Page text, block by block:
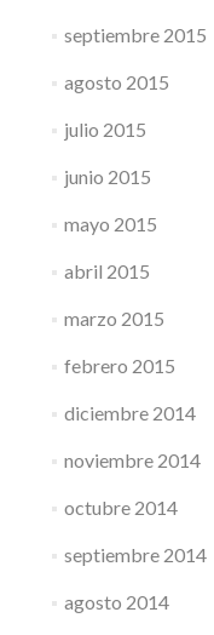
septiembre 2015
agosto 2015
julio 2015
junio 2015
mayo 2015
abril 2015
marzo 2015
febrero 2015
diciembre 2014
noviembre 2014
octubre 2014
septiembre 2014
agosto 2014